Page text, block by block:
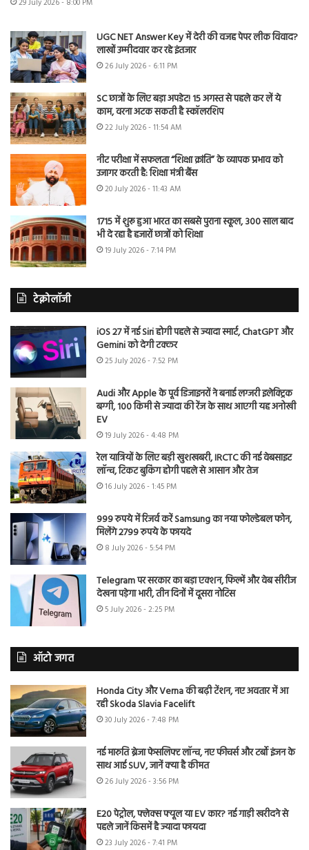
29 July 2026 - 8:00 PM
UGC NET Answer Key में देरी की वजह पेपर लीक विवाद?
लाखों उम्मीदवार कर रहे इंतजार
26 July 2026 - 6:11 PM
SC छात्रों के लिए बड़ा अपडेट! 15 अगस्त से पहले कर लें ये
काम, वरना अटक सकती है स्कॉलरशिप
22 July 2026 - 11:54 AM
नीट परीक्षा में सफलता “शिक्षा क्रांति” के व्यापक प्रभाव को
उजागर करती है: शिक्षा मंत्री बैंस
20 July 2026 - 11:43 AM
1715 में शुरू हुआ भारत का सबसे पुराना स्कूल, 300 साल बाद
भी दे रहा है हजारों छात्रों को शिक्षा
19 July 2026 - 7:14 PM
टेक्नोलॉजी
iOS 27 में नई Siri होगी पहले से ज्यादा स्मार्ट, ChatGPT और
Gemini को देगी टक्कर
25 July 2026 - 7:52 PM
Audi और Apple के पूर्व डिजाइनरों ने बनाई लग्जरी इलेक्ट्रिक
बग्गी, 100 किमी से ज्यादा की रेंज के साथ आएगी यह अनोखी
EV
19 July 2026 - 4:48 PM
रेल यात्रियों के लिए बड़ी खुशखबरी, IRCTC की नई वेबसाइट
लॉन्च, टिकट बुकिंग होगी पहले से आसान और तेज
16 July 2026 - 1:45 PM
999 रुपये में रिजर्व करें Samsung का नया फोल्डेबल फोन,
मिलेंगे 2799 रुपये के फायदे
8 July 2026 - 5:54 PM
Telegram पर सरकार का बड़ा एक्शन, फिल्में और वेब सीरीज
देखना पड़ेगा भारी, तीन दिनों में दूसरा नोटिस
5 July 2026 - 2:25 PM
ऑटो जगत
Honda City और Verna की बढ़ी टेंशन, नए अवतार में आ
रही Skoda Slavia Facelift
30 July 2026 - 7:48 PM
नई मारुति ब्रेजा फेसलिफ्ट लॉन्च, नए फीचर्स और टर्बो इंजन के
साथ आई SUV, जानें क्या है कीमत
26 July 2026 - 3:56 PM
E20 पेट्रोल, फ्लेक्स फ्यूल या EV कार? नई गाड़ी खरीदने से
पहले जानें किसमें है ज्यादा फायदा
23 July 2026 - 7:41 PM